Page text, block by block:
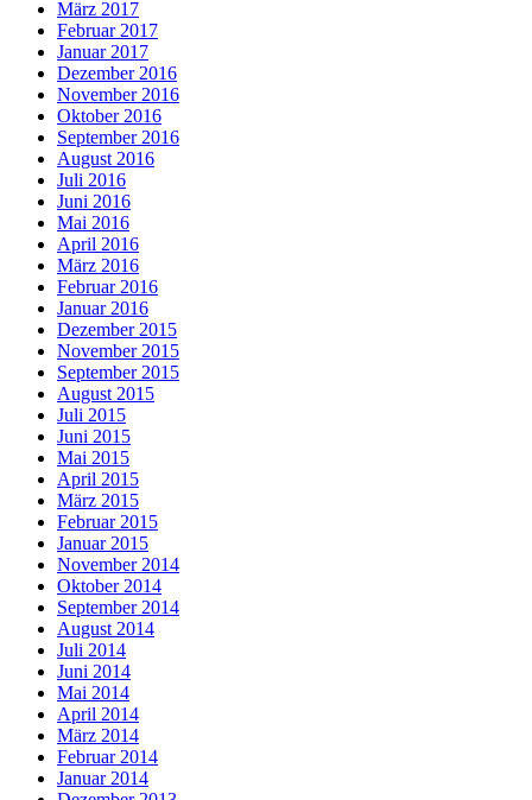
März 2017
Februar 2017
Januar 2017
Dezember 2016
November 2016
Oktober 2016
September 2016
August 2016
Juli 2016
Juni 2016
Mai 2016
April 2016
März 2016
Februar 2016
Januar 2016
Dezember 2015
November 2015
September 2015
August 2015
Juli 2015
Juni 2015
Mai 2015
April 2015
März 2015
Februar 2015
Januar 2015
November 2014
Oktober 2014
September 2014
August 2014
Juli 2014
Juni 2014
Mai 2014
April 2014
März 2014
Februar 2014
Januar 2014